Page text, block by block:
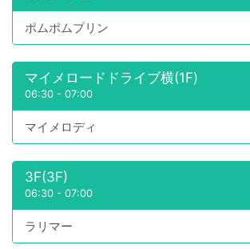
ポムポムプリン
マイメロードドライブ横(1F)
06:30 - 07:00
マイメロディ
3F(3F)
06:30 - 07:00
ラリマー